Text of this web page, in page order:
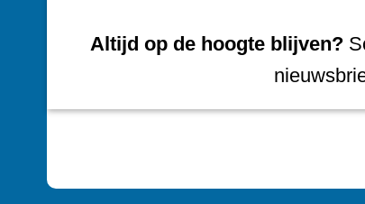
Altijd op de hoogte blijven?